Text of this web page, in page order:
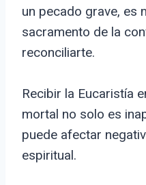
un pecado grave, es
sacramento de la
reconciliarte.
Recibir la Eucaristía
mortal no solo es
puede afectar
espiritual.